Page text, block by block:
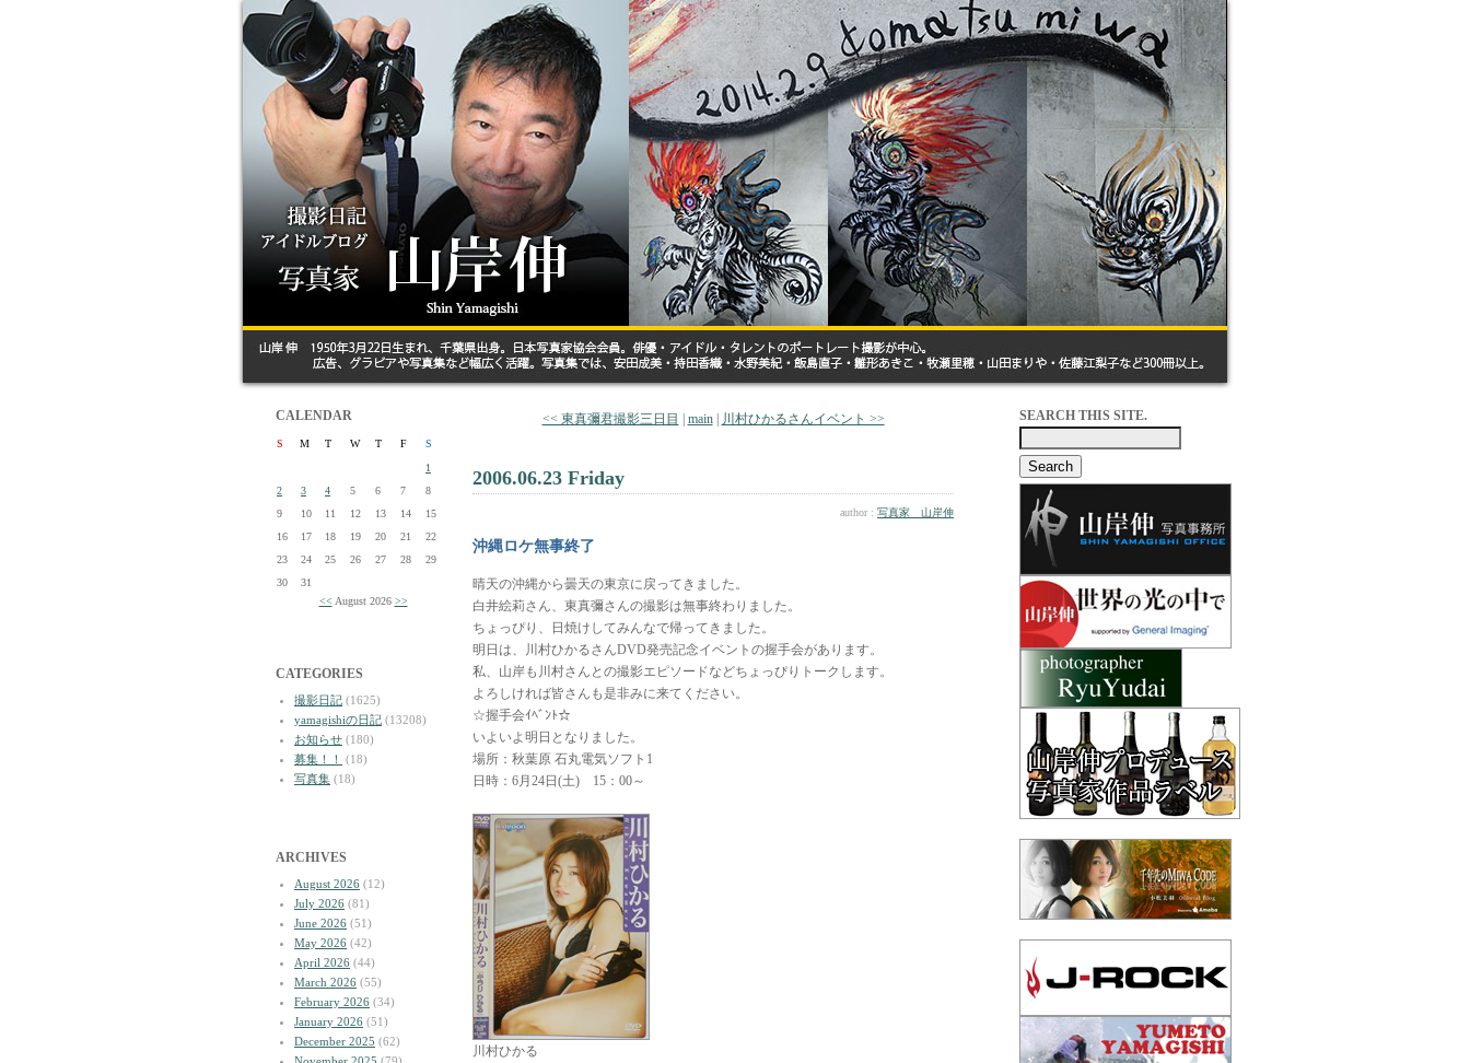
CALENDAR
S M T W T F
S
1
2
3 4 5 6 7
8
9
10 11 12 13 14
15
16
17 18 19 20 21
22
23
24 25 26 27 28
29
30
31
<< August 2026 >>
CATEGORIES
撮影日記 (1625)
yamagishiの日記 (13208)
お知らせ (180)
募集！！
(18)
写真集 (18)
ARCHIVES
August 2026 (12)
July 2026 (81)
June 2026 (51)
May 2026 (42)
April 2026 (44)
March 2026 (55)
February 2026 (34)
January 2026 (51)
December 2025 (62)
<< 東真彌君撮影三日目 main| 川村ひかるさんイベント >>
2006.06.23 Friday
author : 写真家 山岸伸
沖縄ロケ無事終了
晴天の沖縄から曇天の東京に戻ってきました。
白井絵莉さん、東真彌さんの撮影は無事終わりました。
ちょっぴり、日焼けしてみんなで帰ってきました。
明日は、川村ひかるさんDVD発売記念イベントの握手会があります。
私、山岸も川村さんとの撮影エピソードなどちょっぴりトークします。
よろしければ皆さんも是非みに来てください。
☆握手会ｲﾍﾞﾝﾄ☆
いよいよ明日となりました。
場所：秋葉原 石丸電気ソフト1
日時：6月24日(土) 15：00～
川村ひかる
SEARCH THIS SITE.